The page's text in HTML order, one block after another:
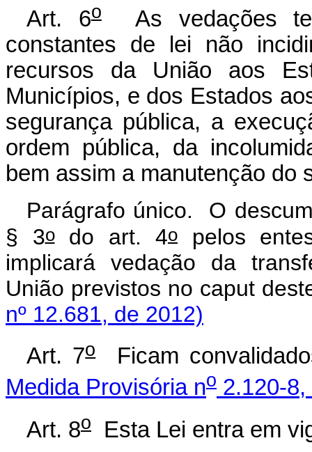
Art. 6oAs vedações
constantes de lei não
recursos da União aos
Municípios, e dos Estados
segurança pública, a
ordem pública, da
bem assim a manutenção do
Parágrafo único. O
§ 3odo art. 4o pelos
implicará vedação da
União previstos no caput
nº 12.681, de 2012)
Art. 7oFicam
Medida Provisória no 2.120-
Art. 8o
Esta Lei entra em